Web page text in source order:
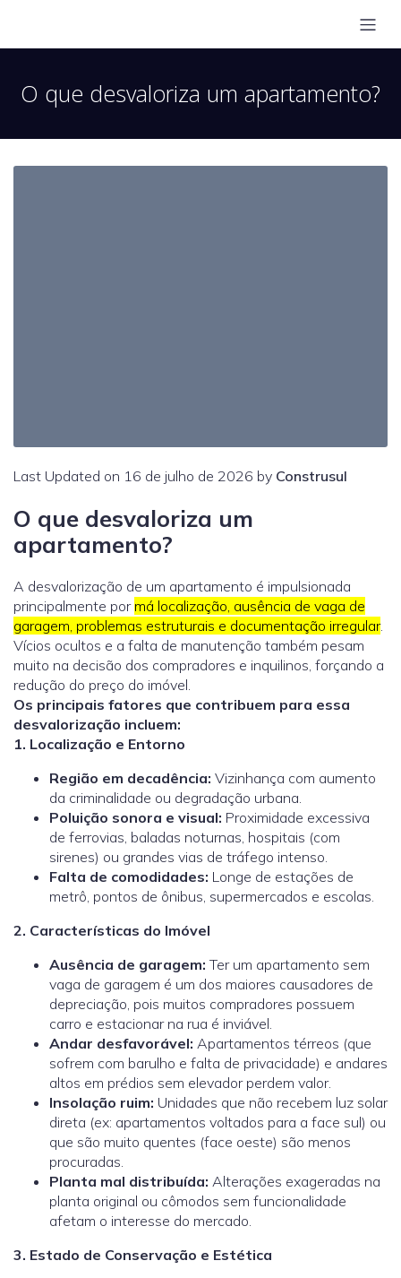
O que desvaloriza um apartamento?
Last Updated on 16 de julho de 2026 by Construsul
O que desvaloriza um
apartamento?
A desvalorização de um apartamento é impulsionada
principalmente por má localização, ausência de vaga de
garagem, problemas estruturais e documentação irregular.
Vícios ocultos e a falta de manutenção também pesam
muito na decisão dos compradores e inquilinos, forçando a
redução do preço do imóvel.
Os principais fatores que contribuem para essa
desvalorização incluem:
1. Localização e Entorno
Região em decadência: Vizinhança com aumento
da criminalidade ou degradação urbana.
Poluição sonora e visual: Proximidade excessiva
de ferrovias, baladas noturnas, hospitais (com
sirenes) ou grandes vias de tráfego intenso.
Falta de comodidades: Longe de estações de
metrô, pontos de ônibus, supermercados e escolas
2. Características do Imóvel
Ausência de garagem: Ter um apartamento sem
vaga de garagem é um dos maiores causadores de
depreciação, pois muitos compradores possuem
carro e estacionar na rua é inviável.
Andar desfavorável: Apartamentos térreos (que
sofrem com barulho e falta de privacidade) e andares
altos em prédios sem elevador perdem valor.
Insolação ruim: Unidades que não recebem luz solar
direta (ex: apartamentos voltados para a face sul) ou
que são muito quentes (face oeste) são menos
procuradas.
Planta mal distribuída: Alterações exageradas na
planta original ou cômodos sem funcionalidade
afetam o interesse do mercado.
3. Estado de Conservação e Estética